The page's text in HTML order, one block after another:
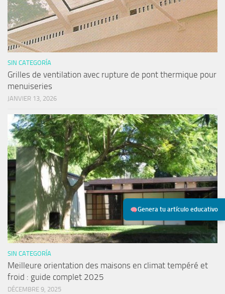
Genera tu artículo educativo
SIN CATEGORÍA
Grilles de ventilation avec rupture de pont thermique pour
menuiseries
JANVIER 13, 2026
SIN CATEGORÍA
Meilleure orientation des maisons en climat tempéré et
froid : guide complet 2025
DÉCEMBRE 9, 2025